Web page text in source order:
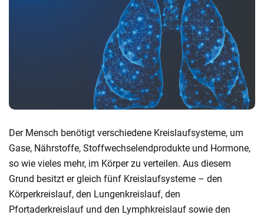
Der Mensch benötigt verschiedene Kreislaufsysteme, um
Gase, Nährstoffe, Stoffwechselendprodukte und Hormone,
so wie vieles mehr, im Körper zu verteilen. Aus diesem
Grund besitzt er gleich fünf Kreislaufsysteme – den
Körperkreislauf, den Lungenkreislauf, den
Pfortaderkreislauf und den Lymphkreislauf sowie den